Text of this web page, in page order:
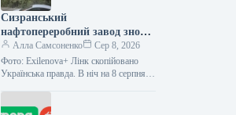
Сизранський
нафтопереробний завод знову
піддався атаці, що призвело
до займання.
Алла Самсоненко
Сер 8, 2026
Фото: Exilenova+ Лінк скопійовано
Українська правда. В ніч на 8 серпня у